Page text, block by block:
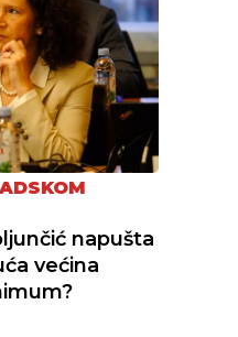
napušta
većina